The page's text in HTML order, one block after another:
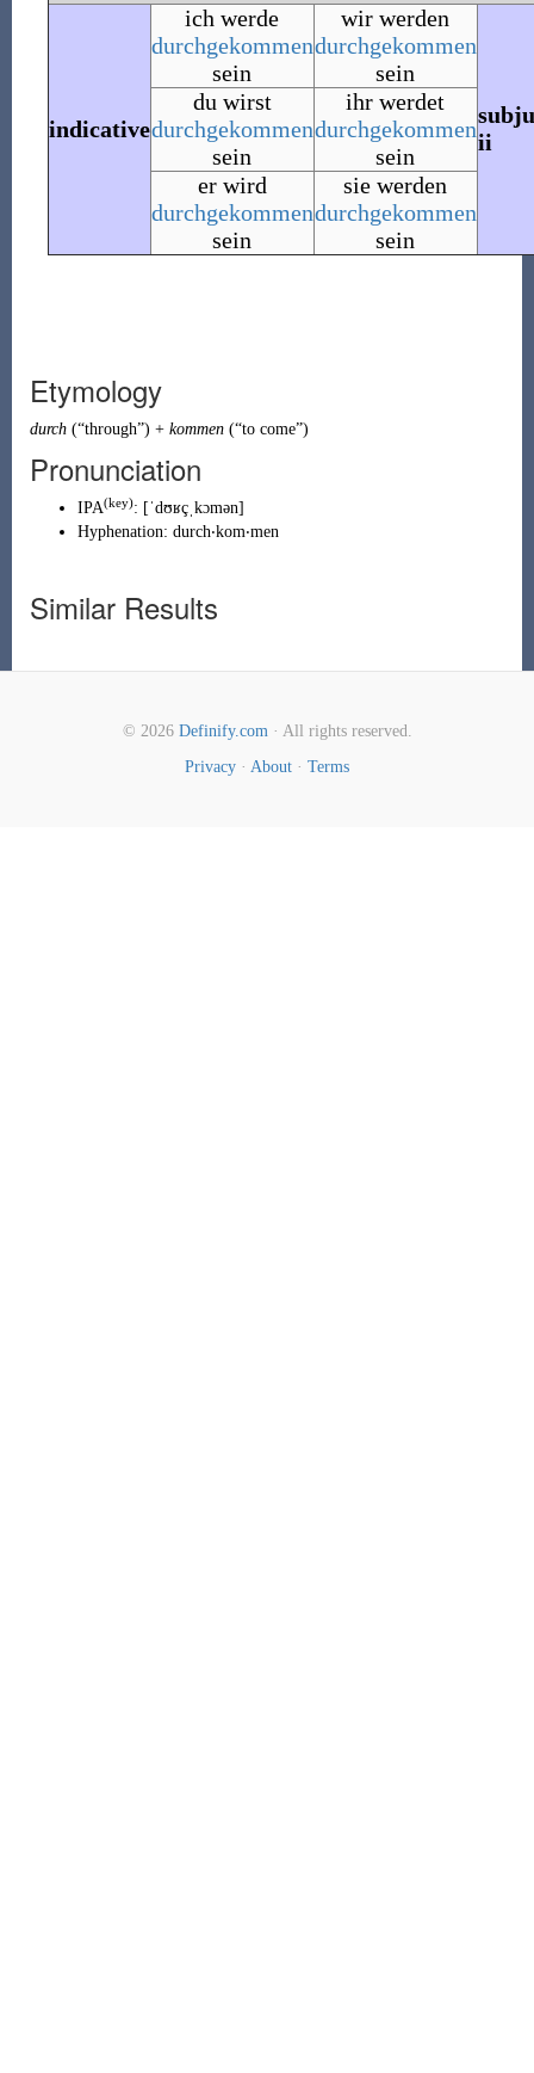
indicative
ich werde
durchgekommen
sein
wir werden
durchgekommen
sein
ii
du wirst
durchgekommen
sein
ihr werdet
durchgekommen
sein
er wird
durchgekommen
sein
sie werden
durchgekommen
sein
Etymology
durch (“through”) + kommen (“to come”)
Pronunciation
IPA(key): [ˈdʊʁçˌkɔmən]
Hyphenation: durch‧kom‧men
Similar Results
© 2026 Definify.com· All rights reserved.
Privacy · About · Terms